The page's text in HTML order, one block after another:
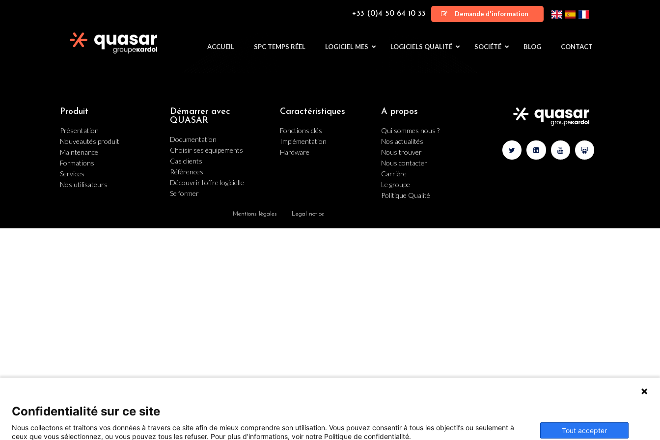
+33 (0)4 50 64 10 33 Demande d'information
ACCUEIL SPC TEMPS RÉEL LOGICIEL MES LOGICIELS QUALITÉ SOCIÉTÉ BLOG CONTACT
Produit
Présentation
Nouveautés produit
Maintenance
Formations
Services
Nos utilisateurs
Démarrer avec
QUASAR
Documentation
Choisir ses équipements
Cas clients
Références
Découvrir l'offre logicielle
Se former
Caractéristiques
Fonctions clés
Implémentation
Hardware
A propos
Qui sommes nous ?
Nos actualités
Nous trouver
Nous contacter
Carrière
Le groupe
Politique Qualité
Mentions légales | Legal notice
Confidentialité sur ce site
Nous collectons et traitons vos données à travers ce site afin de mieux comprendre son utilisation. Vous pouvez consentir à tous les objectifs ou seulement à
ceux que vous sélectionnez, ou vous pouvez tous les refuser. Pour plus d'informations, voir notre Politique de confidentialité.
Tout accepter